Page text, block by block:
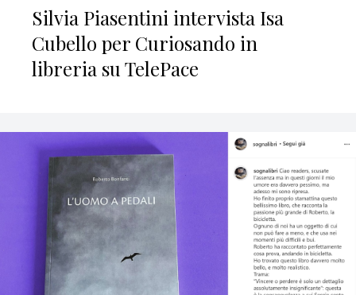
Silvia Piasentini intervista Isa
Cubello per Curiosando in
libreria su TelePace